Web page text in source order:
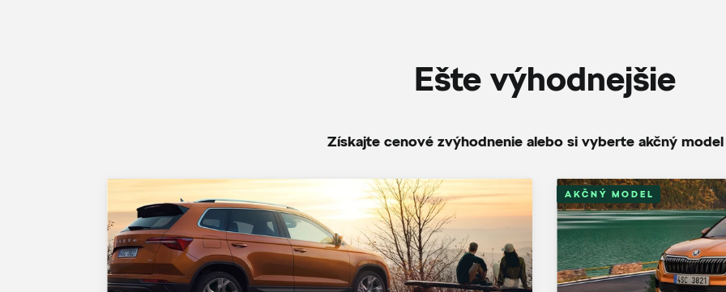
Ešte výhodnejšie
Získajte cenové zvýhodnenie alebo si vyberte akčný
AKČNÝ MODEL